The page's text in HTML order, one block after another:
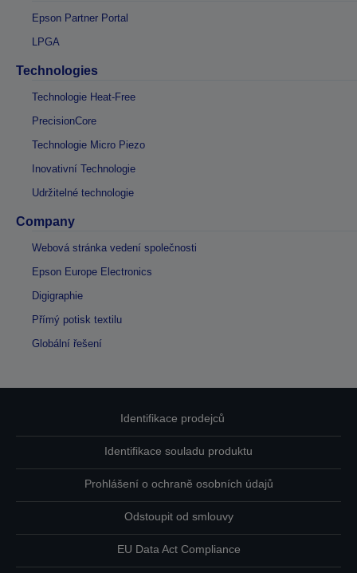
Epson Partner Portal
LPGA
Technologies
Technologie Heat-Free
PrecisionCore
Technologie Micro Piezo
Inovativní Technologie
Udržitelné technologie
Company
Webová stránka vedení společnosti
Epson Europe Electronics
Digigraphie
Přímý potisk textilu
Globální řešení
Identifikace prodejců
Identifikace souladu produktu
Prohlášení o ochraně osobních údajů
Odstoupit od smlouvy
EU Data Act Compliance